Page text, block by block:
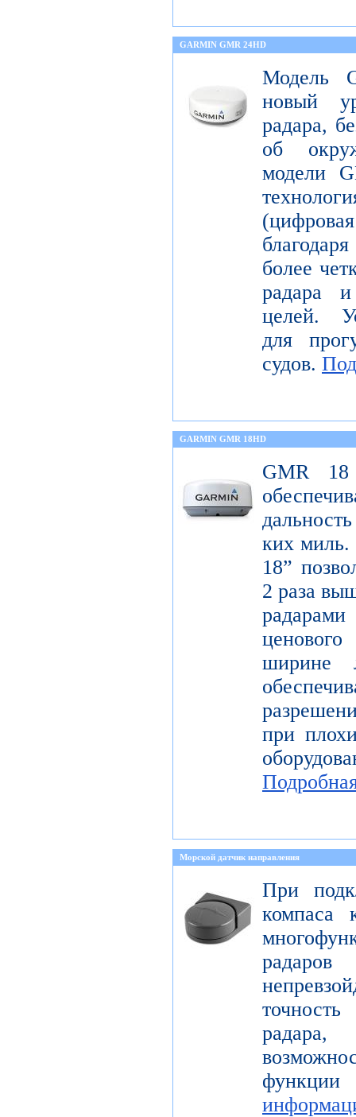
GARMIN GMR 24HD
Модель
новый
радара,
об
модели
более
радара и
целей.
для
судов.
GARMIN GMR 18HD
GMR
ких миль.
18”
2 раза
ширине
при
Морской датчик направления
При
компаса